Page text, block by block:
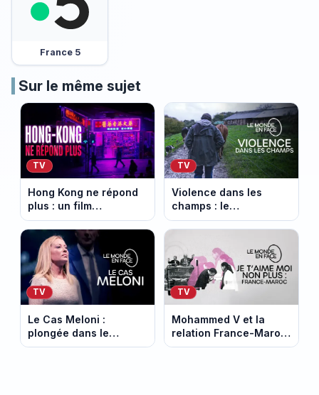
France 5
Sur le même sujet
TV
Hong Kong ne répond
plus : un film
documentaire sur la fin
des libertés, diffusé
sur France 5
TV
Violence dans les
champs : le
documentaire France 5
qui questionne le
modèle agricole
français
TV
Le Cas Meloni :
plongée dans le
parcours de la
TV
Mohammed V et la
relation France-Maroc
au cœur d’une soirée